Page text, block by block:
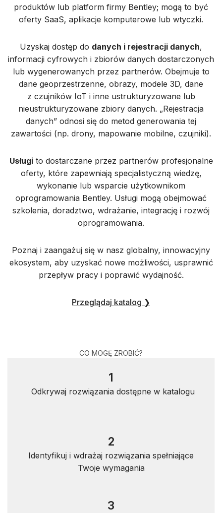
produktów lub platform firmy Bentley; mogą to być
oferty SaaS, aplikacje komputerowe lub wtyczki.
Uzyskaj dostęp do danych i rejestracji danych,
informacji cyfrowych i zbiorów danych dostarczonych
lub wygenerowanych przez partnerów. Obejmuje to
dane geoprzestrzenne, obrazy, modele 3D, dane
z czujników IoT i inne ustrukturyzowane lub
nieustrukturyzowane zbiory danych. „Rejestracja
danych” odnosi się do metod generowania tej
zawartości (np. drony, mapowanie mobilne, czujniki).
Usługito dostarczane przez partnerów profesjonalne
oferty, które zapewniają specjalistyczną wiedzę,
wykonanie lub wsparcie użytkownikom
oprogramowania Bentley. Usługi mogą obejmować
szkolenia, doradztwo, wdrażanie, integrację i rozwój
oprogramowania.
Poznaj i zaangażuj się w nasz globalny, innowacyjny
ekosystem, aby uzyskać nowe możliwości, usprawnić
przepływ pracy i poprawić wydajność.
Przeglądaj katalog ❯
CO MOGĘ ZROBIĆ?
1
Odkrywaj rozwiązania dostępne w katalogu
2
Identyfikuj i wdrażaj rozwiązania spełniające
Twoje wymagania
3